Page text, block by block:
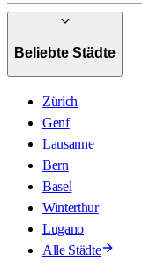
Beliebte Städte
Zürich
Genf
Lausanne
Bern
Basel
Winterthur
Lugano
Alle Städte